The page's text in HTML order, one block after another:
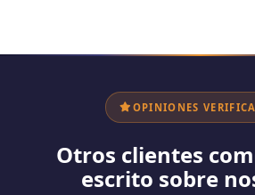
OPINIONES
Otros clientes
escrito sobre